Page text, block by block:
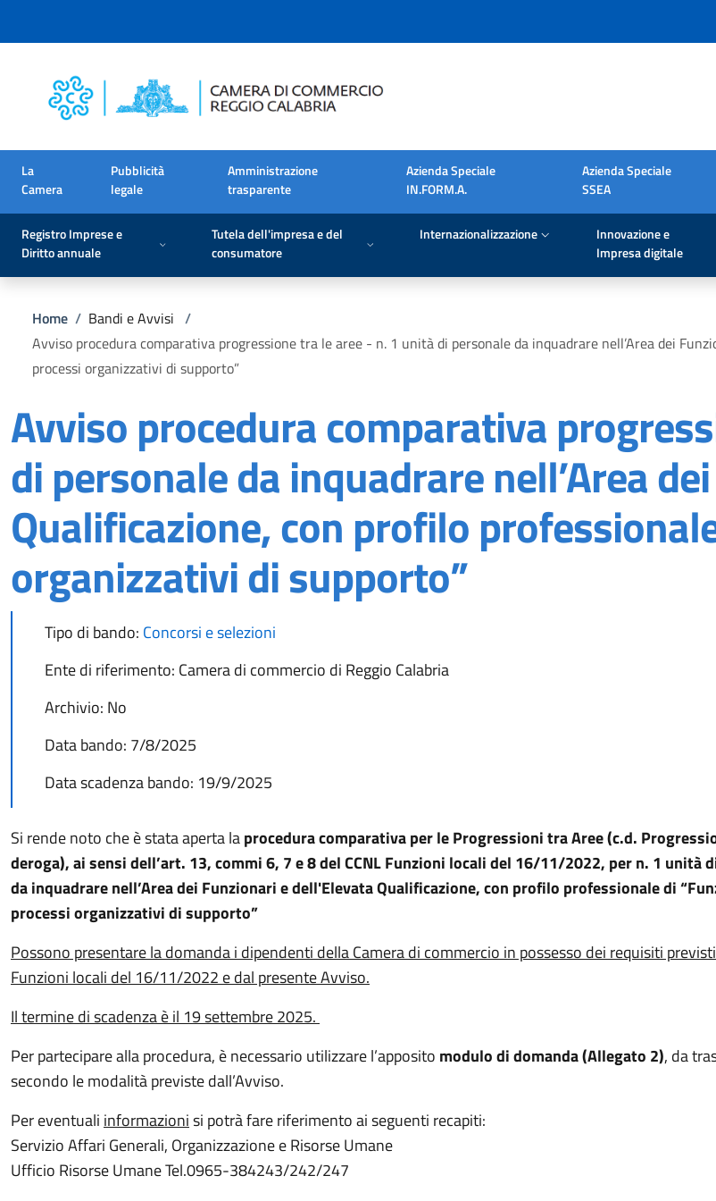
La
Camera
Pubblicità
legale
Amministrazione
trasparente
Azienda Speciale
IN.FORM.A.
Azienda Speciale
SSEA
Registro Imprese e
Diritto annuale
Tutela dell'impresa e del
consumatore
Internazionalizzazione
Innovazione e
Impresa digitale
Briciole di pane
Home / Bandi e Avvisi /
Avviso procedura comparativa progressione tra le aree - n. 1 unità di personale da inquadrare nell’Area dei
processi organizzativi di supporto”
Avviso procedura comparativa
di personale da inquadrare nell’Area
Qualificazione, con profilo
organizzativi di supporto”
Tipo di bando: Concorsi e selezioni
Ente di riferimento: Camera di commercio di Reggio Calabria
Archivio: No
Data bando: 7/8/2025
Data scadenza bando: 19/9/2025
Si rende noto che è stata aperta laprocedura comparativa per le Progressioni tra Aree (c.d.
deroga), ai sensi dell’art. 13, commi 6, 7 e 8 del CCNL Funzioni locali del 16/11/2022, per n. 1 unità
da inquadrare nell’Area dei Funzionari e dell'Elevata Qualificazione, con profilo professionale di
processi organizzativi di supporto”
Possono presentare la domanda i dipendenti della Camera di commercio in possesso dei requisiti
Funzioni locali del 16/11/2022 e dal presente Avviso.
Il termine di scadenza è il 19 settembre 2025.
Per partecipare alla procedura, è necessario utilizzare l’apposito modulo di domanda (Allegato 2), da
secondo le modalità previste dall’Avviso.
Per eventuali informazionisi potrà fare riferimento ai seguenti recapiti:
Servizio Affari Generali, Organizzazione e Risorse Umane
Ufficio Risorse Umane Tel.0965-384243/242/247